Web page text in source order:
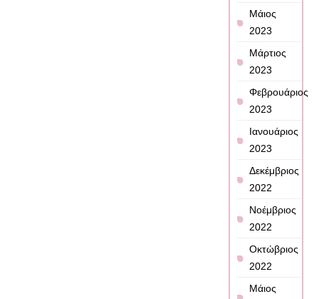
Μάιος
2023
Μάρτιος
2023
Φεβρουάριος
2023
Ιανουάριος
2023
Δεκέμβριος
2022
Νοέμβριος
2022
Οκτώβριος
2022
Μάιος